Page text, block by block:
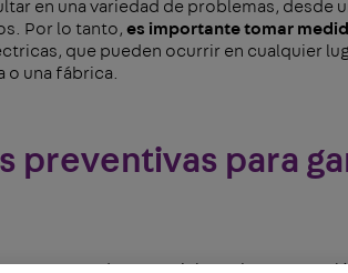
en una variedad de problemas, desde
Por lo tanto, es importante tomar
que pueden ocurrir en cualquier
o una fábrica.
preventivas para